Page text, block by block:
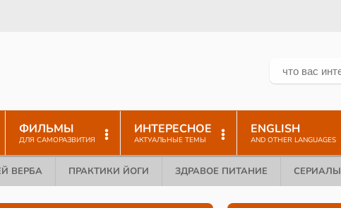
ФИЛЬМЫ
ДЛЯ САМОРАЗВИТИЯ
ИНТЕРЕСНОЕ
АКТУАЛЬНЫЕ ТЕМЫ
ENGLISH
AND OTHER LANGUAGES
ВЕРБА ПРАКТИКИ ЙОГИ ЗДРАВОЕ ПИТАНИЕ СЕРИАЛЫ